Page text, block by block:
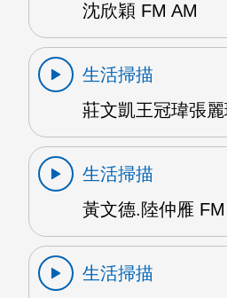
沈欣穎 FM AM
生活掃描
莊文凱王冠瑋張
生活掃描
黃文德.陸仲雁
生活掃描